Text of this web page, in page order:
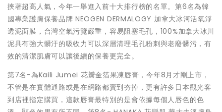
挾著超高人氣，今年一舉進入前十大排行榜的名單。第6名為韓
國專業護膚保養品牌 NEOGEN DERMALOGY 加拿大冰河活氧淨
透泥面膜 ，台灣空氣污覽嚴重，容易阻塞毛孔，100%加拿大冰川
泥具有強大髒汙的吸收力可以深層清理毛孔粉刺與老廢髒污，有
效的清潔肌膚可以讓後續的保養更完全。
第7名-為Kaili Jumei 花瓣金箔果凍唇膏，今年8月才剛上市，
不管是在實體通路或是在網路都賣到夯掉，更有許多日本觀光客
到店裡指定購買，這款唇膏最特別的是會依據每個人唇色的色